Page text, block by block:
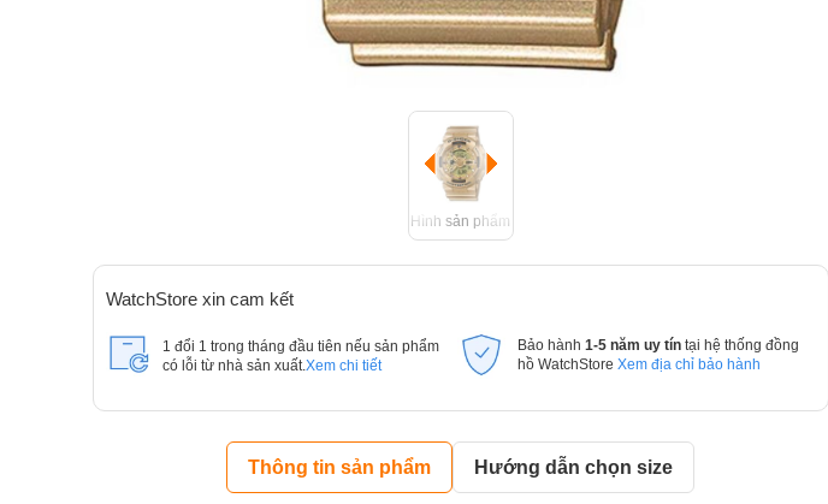
Hình sản phẩm
WatchStore xin cam kết
1 đổi 1 trong tháng đầu tiên nếu sản phẩm
có lỗi từ nhà sản xuất. Xem chi tiết
Bảo hành 1-5 năm uy tín tại hệ thống đồng
hồ WatchStore Xem địa chỉ bảo hành
Thông tin sản phẩm Hướng dẫn chọn size